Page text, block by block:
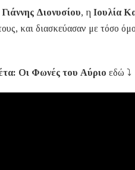
Γιάννης Διονυσίου, η Ιουλία
και διασκεύασαν με τόσο
Οι Φωνές του Αύριο εδώ ⤵